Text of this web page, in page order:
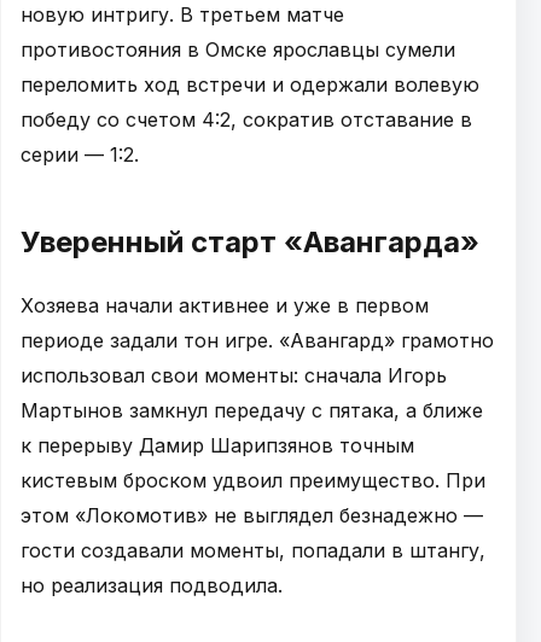
новую интригу. В третьем матче
противостояния в Омске ярославцы сумели
переломить ход встречи и одержали волевую
победу со счетом 4:2, сократив отставание в
серии — 1:2.
Уверенный старт «Авангарда»
Хозяева начали активнее и уже в первом
периоде задали тон игре. «Авангард» грамотно
использовал свои моменты: сначала Игорь
Мартынов замкнул передачу с пятака, а ближе
к перерыву Дамир Шарипзянов точным
кистевым броском удвоил преимущество. При
этом «Локомотив» не выглядел безнадежно —
гости создавали моменты, попадали в штангу,
но реализация подводила.